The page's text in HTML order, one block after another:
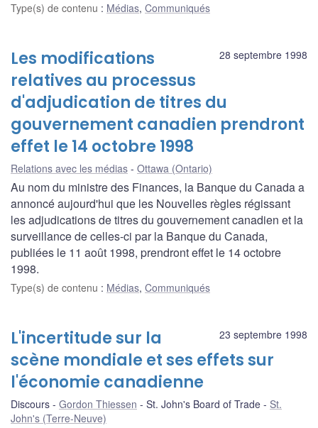
Type(s) de contenu : Médias, Communiqués
28 septembre 1998
Les modifications
relatives au processus
d'adjudication de titres du
gouvernement canadien prendront
effet le 14 octobre 1998
Relations avec les médias Ottawa (Ontario)
Au nom du ministre des Finances, la Banque du Canada a
annoncé aujourd'hui que les Nouvelles règles régissant
les adjudications de titres du gouvernement canadien et la
surveillance de celles-ci par la Banque du Canada,
publiées le 11 août 1998, prendront effet le 14 octobre
1998.
Type(s) de contenu : Médias, Communiqués
23 septembre 1998
L'incertitude sur la
scène mondiale et ses effets sur
l'économie canadienne
Discours Gordon Thiessen St. John's Board of Trade
St.
John's (Terre-Neuve)